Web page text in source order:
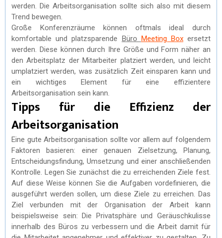
werden. Die Arbeitsorganisation sollte sich also mit diesem
Trend bewegen.
Große Konferenzräume können oftmals ideal durch
komfortable und platzsparende Büro Meeting Box ersetzt
werden. Diese können durch Ihre Größe und Form näher an
den Arbeitsplatz der Mitarbeiter platziert werden, und leicht
umplatziert werden, was zusätzlich Zeit einsparen kann und
ein wichtiges Element für eine effizientere
Arbeitsorganisation sein kann.
Tipps für die Effizienz der
Arbeitsorganisation
Eine gute Arbeitsorganisation sollte vor allem auf folgendem
Faktoren basieren: einer genauen Zielsetzung, Planung,
Entscheidungsfindung, Umsetzung und einer anschließenden
Kontrolle. Legen Sie zunächst die zu erreichenden Ziele fest.
Auf diese Weise können Sie die Aufgaben vordefinieren, die
ausgeführt werden sollen, um diese Ziele zu erreichen. Das
Ziel verbunden mit der Organisation der Arbeit kann
beispielsweise sein: Die Privatsphäre und Geräuschkulisse
innerhalb des Büros zu verbessern und die Arbeit damit für